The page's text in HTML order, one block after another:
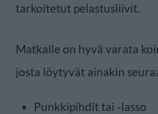
tarkoitetut pelastusliivit.
Matkalle on hyvä varata
josta löytyvät ainakin
Punkkipihdit tai -lasso